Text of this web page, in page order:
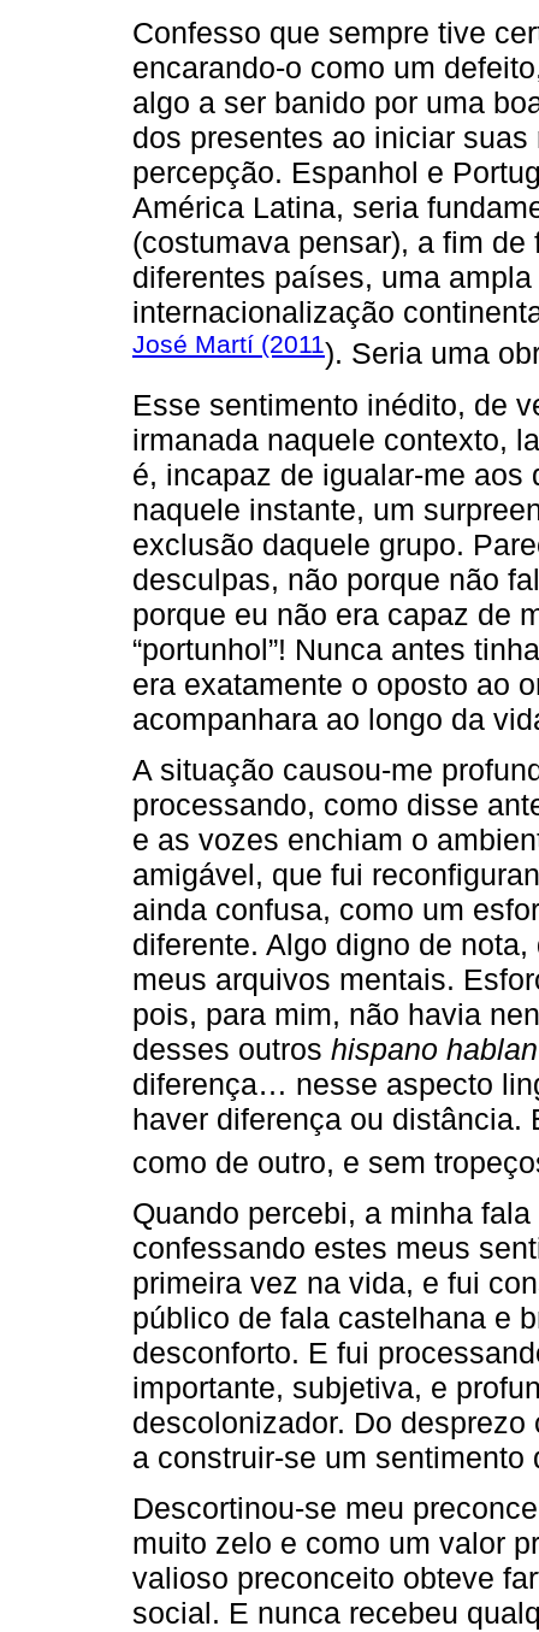
Confesso que sempre tive
encarando-o como um
algo a ser banido por uma
dos presentes ao iniciar
percepção. Espanhol e
América Latina, seria
(costumava pensar), a fim
diferentes países, uma
internacionalização
José Martí (2011). Seria uma
Esse sentimento inédito, de
irmanada naquele contexto,
é, incapaz de igualar-me aos
naquele instante, um
exclusão daquele grupo.
desculpas, não porque não
porque eu não era capaz de
“portunhol”! Nunca antes
era exatamente o oposto ao
acompanhara ao longo da
A situação causou-me
processando, como disse
e as vozes enchiam o
amigável, que fui
ainda confusa, como um
diferente. Algo digno de
meus arquivos mentais.
pois, para mim, não havia
desses outros hispano
diferença… nesse aspecto
haver diferença ou distância.
como de outro, e sem
Quando percebi, a minha
confessando estes meus
primeira vez na vida, e fui
público de fala castelhana e
desconforto. E fui
importante, subjetiva, e
descolonizador. Do desprezo
a construir-se um sentimento
Descortinou-se meu
muito zelo e como um valor
valioso preconceito obteve
social. E nunca recebeu